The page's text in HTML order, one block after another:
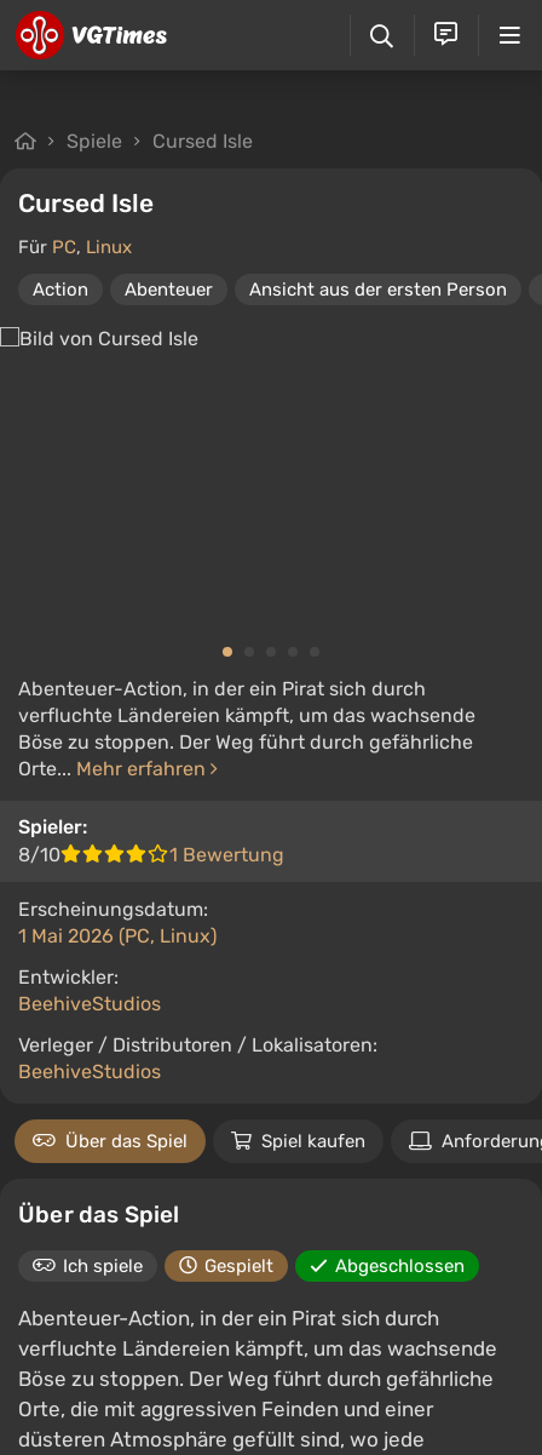
Spiele Cursed Isle
Cursed Isle
Für PC, Linux
Action
Abenteuer Ansicht aus der ersten Person
Abenteuer-Action, in der ein Pirat sich durch
verfluchte Ländereien kämpft, um das wachsende
Böse zu stoppen. Der Weg führt durch gefährliche
Orte... Mehr erfahren
Spieler:
8/10
1 Bewertung
Erscheinungsdatum:
1 Mai 2026 (PC, Linux)
Entwickler:
BeehiveStudios
Verleger / Distributoren / Lokalisatoren:
BeehiveStudios
Über das Spiel Spiel kaufen
Über das Spiel
Ich spiele Gespielt Abgeschlossen
Abenteuer-Action, in der ein Pirat sich durch
verfluchte Ländereien kämpft, um das wachsende
Böse zu stoppen. Der Weg führt durch gefährliche
Orte, die mit aggressiven Feinden und einer
düsteren Atmosphäre gefüllt sind, wo jede